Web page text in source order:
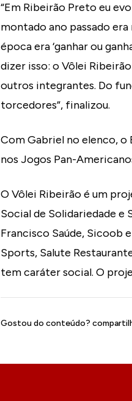
“Em Ribeirão Preto eu
montado ano passado
época era ‘ganhar ou
dizer isso: o Vôlei
outros integrantes. Do
torcedores”, finalizou.
Com Gabriel no elenco, o
nos Jogos Pan-
O Vôlei Ribeirão é um
Social de Solidariedade
Francisco Saúde, Sicoob
Sports, Salute
tem caráter social. O
Gostou do conteúdo?